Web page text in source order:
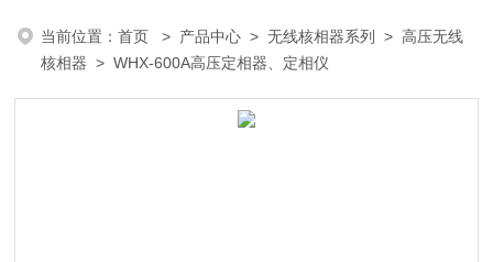
当前位置：首页 > 产品中心 >无线核相器系列 >高压无线
核相器 > WHX-600A高压定相器、定相仪